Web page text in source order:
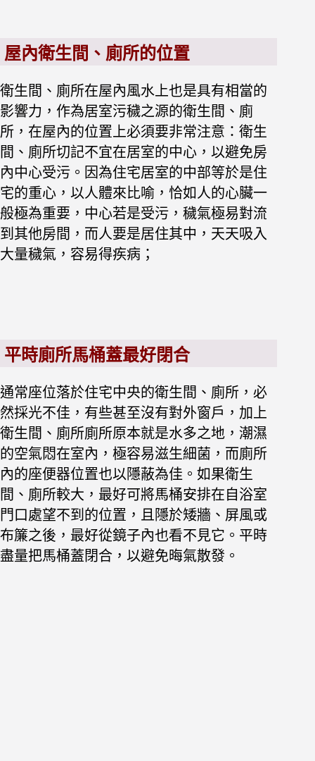
屋內衛生間、廁所的位置
衛生間、廁所在屋內風水上也是具有相當的
影響力， 作為居室污穢之源的衛生間、廁
所，在屋內的位置上必須要非常注意：衛生
間、廁所切記不宜在居室的中心，以避免房
內中心受污。 因為住宅居室的中部等於是住
宅的重心，以人體來比喻，恰如人的心臟一
般極為重要，中心若是受污，穢氣極易對流
到其他房間，而人要是居住其中，天天吸入
大量穢氣，容易得疾病；
平時廁所馬桶蓋最好閉合
通常座位落於住宅中央的衛生間、廁所，必
然採光不佳，有些甚至沒有對外窗戶，加上
衛生間、廁所廁所原本就是水多之地，潮濕
的空氣悶在室內，極容易滋生細菌，而廁所
內的座便器位置也以隱蔽為佳。 如果衛生
間、廁所較大，最好可將馬桶安排在自浴室
門口處望不到的位置，且隱於矮牆、屏風或
布簾之後，最好從鏡子內也看不見它。平時
盡量把馬桶蓋閉合，以避免晦氣散發。